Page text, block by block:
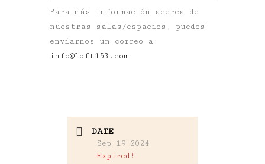
Para más información acerca de
nuestras salas/espacios, puedes
enviarnos un correo a:
info@loft153.com
DATE
Sep 19 2024
Expired!